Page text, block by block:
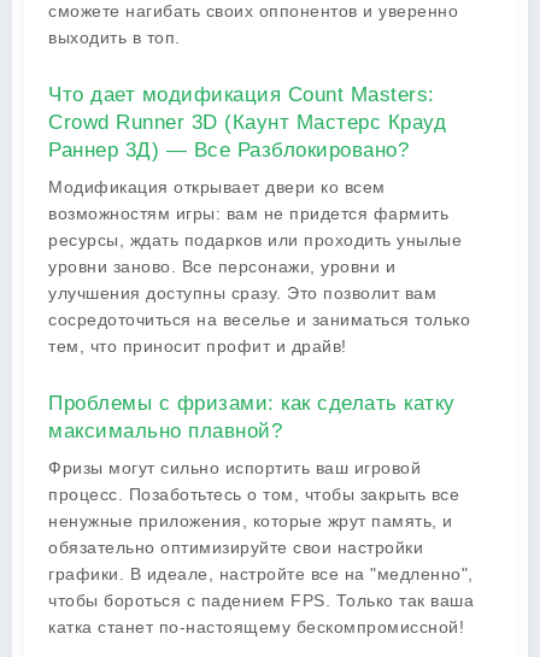
сможете нагибать своих оппонентов и уверенно
выходить в топ.
Что дает модификация Count Masters:
Crowd Runner 3D (Каунт Мастерс Крауд
Раннер 3Д) — Все Разблокировано?
Модификация открывает двери ко всем
возможностям игры: вам не придется фармить
ресурсы, ждать подарков или проходить унылые
уровни заново. Все персонажи, уровни и
улучшения доступны сразу. Это позволит вам
сосредоточиться на веселье и заниматься только
тем, что приносит профит и драйв!
Проблемы с фризами: как сделать катку
максимально плавной?
Фризы могут сильно испортить ваш игровой
процесс. Позаботьтесь о том, чтобы закрыть все
ненужные приложения, которые жрут память, и
обязательно оптимизируйте свои настройки
графики. В идеале, настройте все на "медленно",
чтобы бороться с падением FPS. Только так ваша
катка станет по-настоящему бескомпромиссной!